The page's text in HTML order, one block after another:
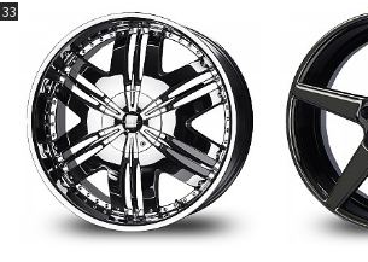
33